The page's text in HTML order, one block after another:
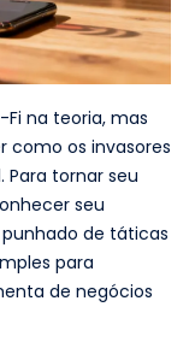
na teoria, mas
os invasores
Para tornar seu
seu
de táticas
para
de negócios